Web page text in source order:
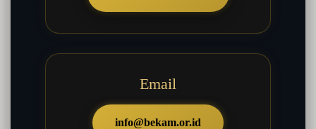
Email
info@bekam.or.id